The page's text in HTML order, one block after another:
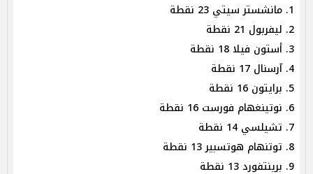
1. مانشستر سيتي 23 نقطة
2. ليفربول 21 نقطة
3. أستون فيلا 18 نقطة
4. آرسنال 17 نقطة
5. برايتون 16 نقطة
6. نوتينغهام فورست 16 نقطة
7. تشيلسي 14 نقطة
8. توتنهام هوتسبير 13 نقطة
9. برينتفورد 13 نقطة